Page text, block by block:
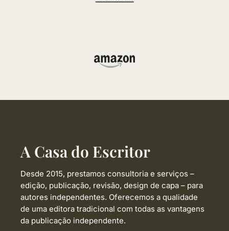
A Casa do Escritor
Desde 2015, prestamos consultoria e serviços –
edição, publicação, revisão, design de capa – para
autores independentes. Oferecemos a qualidade
de uma editora tradicional com todas as vantagens
da publicação independente.